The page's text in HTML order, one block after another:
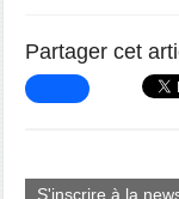
Partager cet
S'inscrire à la